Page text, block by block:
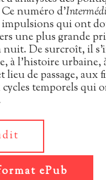
numéro d’
qui ont
une plus grande
nuit. De surcroît, il
à l’histoire urbaine,
de passage, aux
cycles temporels qui
ePub